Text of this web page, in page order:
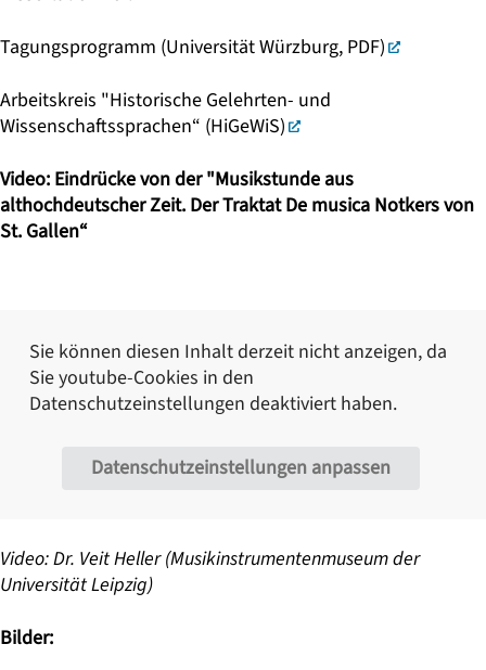
Tagungsprogramm (Universität Würzburg, PDF)
Arbeitskreis "Historische Gelehrten- und
Wissenschaftssprachen“ (HiGeWiS)
Video: Eindrücke von der "Musikstunde aus
althochdeutscher Zeit. Der Traktat De musica Notkers von
St. Gallen“
Sie können diesen Inhalt derzeit nicht anzeigen, da
Sieyoutube-Cookies in den
Datenschutzeinstellungen deaktiviert haben.
Datenschutzeinstellungen anpassen
Video: Dr. Veit Heller (Musikinstrumentenmuseum der
Universität Leipzig)
Bilder: